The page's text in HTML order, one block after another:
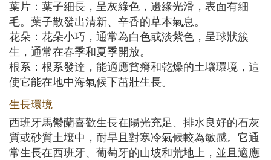
葉片：葉子細長，呈灰綠色，邊緣光滑，表面有細
毛。葉子散發出清新、辛香的草本氣息。
花朵：花朵小巧，通常為白色或淡紫色，呈球狀簇
生，通常在春季和夏季開放。
根系：根系發達，能適應貧瘠和乾燥的土壤環境，這
使它能在地中海氣候下茁壯生長。
生長環境
西班牙馬鬱蘭喜歡生長在陽光充足、排水良好的石灰
質或砂質土壤中，耐旱且對寒冷氣候較為敏感。它通
常生長在西班牙、葡萄牙的山坡和荒地上，並且適應